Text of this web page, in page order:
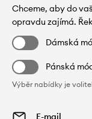
Chceme, aby do
opravdu zajímá.
Dámská
Pánská
Výběr nabídky je